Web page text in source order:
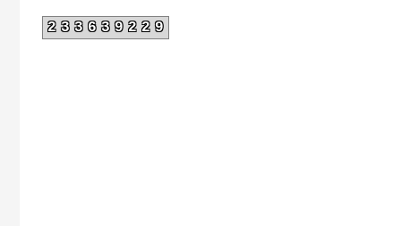
233639229